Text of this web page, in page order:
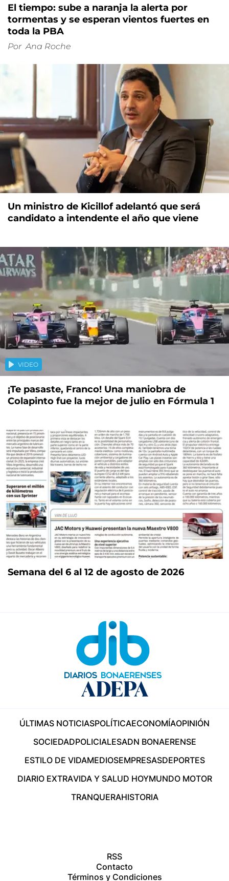
El tiempo: sube a naranja la alerta por
tormentas y se esperan vientos fuertes en
toda la PBA
Por Ana Roche
Un ministro de Kicillof adelantó que será
candidato a intendente el año que viene
VIDEO
¡Te pasaste, Franco! Una maniobra de
Colapinto fue la mejor de julio en Fórmula 1
Semana del 6 al 12 de agosto de 2026
ÚLTIMAS NOTICIASPOLÍTICAECONOMÍAOPINIÓN
SOCIEDADPOLICIALESADN BONAERENSE
ESTILO DE VIDAMEDIOSEMPRESASDEPORTES
DIARIO EXTRAVIDA Y SALUD HOYMUNDO MOTOR
TRANQUERAHISTORIA
RSS
Contacto
Términos y Condiciones